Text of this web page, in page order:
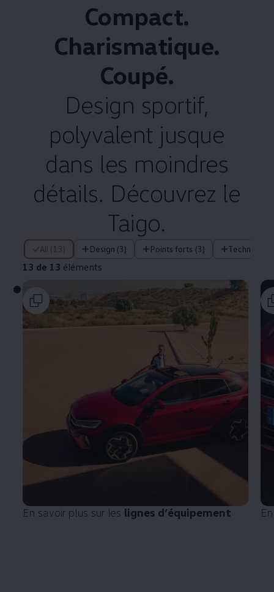
Compact.
Charismatique.
Coupé.
Design sportif,
polyvalent jusque
dans les moindres
détails. Découvrez le
Taigo.
All (13) Design (3) Points forts (3)
13 de 13 éléments
13 de 13 éléments
En savoir plus sur les lignes d’équipement